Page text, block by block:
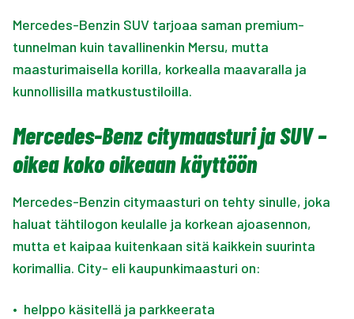
Mercedes-Benzin SUV tarjoaa saman premium-
tunnelman kuin tavallinenkin Mersu, mutta
maasturimaisella korilla, korkealla maavaralla ja
kunnollisilla matkustustiloilla.
Mercedes-Benz citymaasturi ja SUV –
oikea koko oikeaan käyttöön
Mercedes-Benzin citymaasturi on tehty sinulle, joka
haluat tähtilogon keulalle ja korkean ajoasennon,
mutta et kaipaa kuitenkaan sitä kaikkein suurinta
korimallia. City- eli kaupunkimaasturi on:
• helppo käsitellä ja parkkeerata